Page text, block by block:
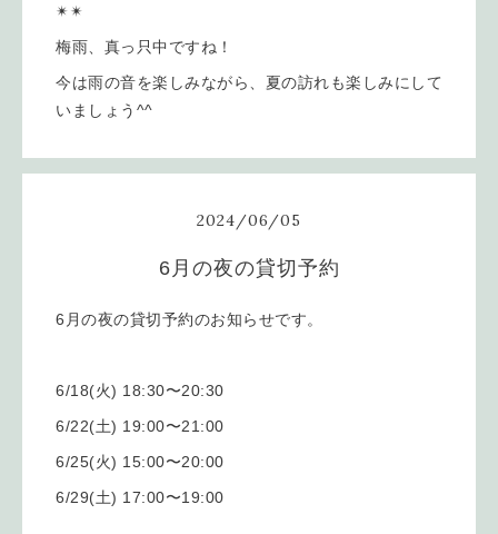
✴︎✴︎
梅雨、真っ只中ですね！
今は雨の音を楽しみながら、夏の訪れも楽しみにして
いましょう^^
2024/06/05
6月の夜の貸切予約
6月の夜の貸切予約のお知らせです。
6/18(火) 18:30〜20:30
6/22(土) 19:00〜21:00
6/25(火) 15:00〜20:00
6/29(土) 17:00〜19:00